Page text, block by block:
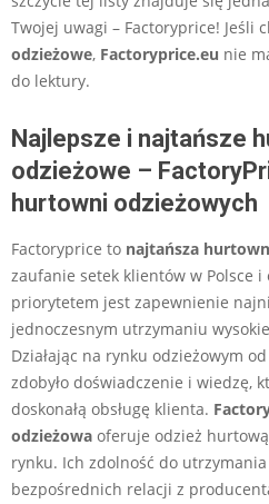
Twojej uwagi – Factoryprice! Jeśli
odzieżowe, Factoryprice.eu nie
do lektury.
Najlepsze i najtańsze
odzieżowe –
hurtowni odzieżowych
Factoryprice to najtańsza
zaufanie setek klientów w Polsce i
priorytetem jest zapewnienie
jednoczesnym utrzymaniu
Działając na rynku odzieżowym
zdobyło doświadczenie i wiedzę,
doskonałą obsługę klienta.
odzieżowa oferuje odzież
rynku. Ich zdolność do
bezpośrednich relacji z